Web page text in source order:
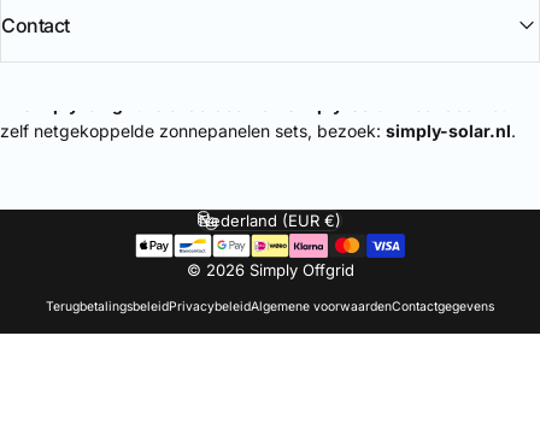
Contact
zelf netgekoppelde zonnepanelen sets, bezoek: simply-solar.nl.
© 2026 Simply Offgrid
TerugbetalingsbeleidPrivacybeleidAlgemene voorwaardenContactgegevens
Land/regio
Nederland (EUR €)